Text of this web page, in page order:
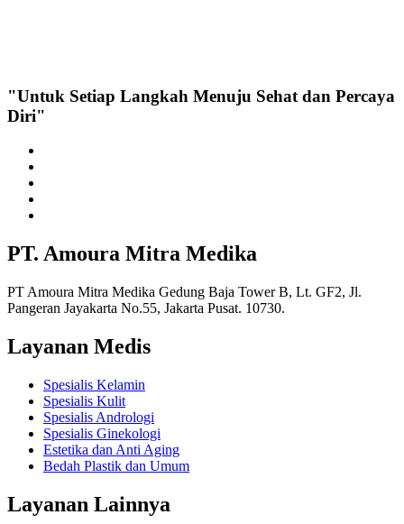
"Untuk Setiap Langkah Menuju Sehat dan Percaya
Diri"
PT. Amoura Mitra Medika
PT Amoura Mitra Medika Gedung Baja Tower B, Lt. GF2, Jl.
Pangeran Jayakarta No.55, Jakarta Pusat. 10730.
Layanan Medis
Spesialis Kelamin
Spesialis Kulit
Spesialis Andrologi
Spesialis Ginekologi
Estetika dan Anti Aging
Bedah Plastik dan Umum
Layanan Lainnya